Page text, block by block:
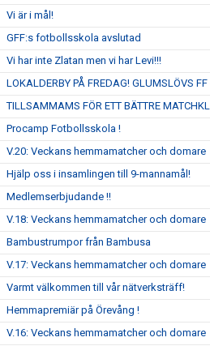
Vi är i mål!
GFF:s fotbollsskola avslutad
Vi har inte Zlatan men vi har Levi!!!
LOKALDERBY PÅ FREDAG! GLUMSLÖVS
TILLSAMMAMS FÖR ETT BÄTTRE
Procamp Fotbollsskola !
V.20: Veckans hemmamatcher och domare
Hjälp oss i insamlingen till 9-mannamål!
Medlemserbjudande !!
V.18: Veckans hemmamatcher och domare
Bambustrumpor från Bambusa
V.17: Veckans hemmamatcher och domare
Varmt välkommen till vår nätverksträff!
Hemmapremiär på Örevång !
V.16: Veckans hemmamatcher och domare